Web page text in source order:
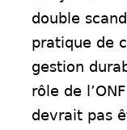
double
pratique de
gestion
rôle de
devrait pas